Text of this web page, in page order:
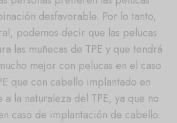
desfavorable. Por lo tanto,
podemos decir que las pelucas
las muñecas de TPE y que tendrá
mejor con pelucas en el caso
que con cabello implantado en
a la naturaleza del TPE, ya que no
caso de implantación de cabello.